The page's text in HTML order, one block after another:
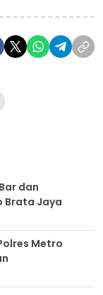
dan
Brata Jaya
Metro